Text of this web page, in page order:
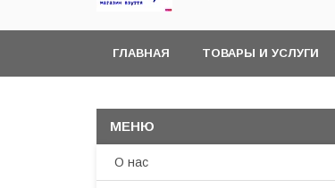
ГЛАВНАЯ ТОВАРЫ И УСЛУГИ
О нас